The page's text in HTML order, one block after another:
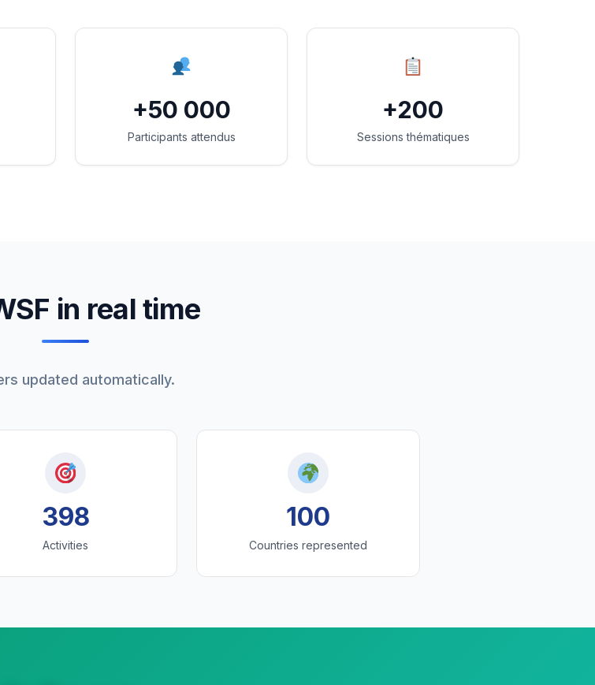
+50 000
Participants attendus
+200
Sessions thématiques
in real time
updated automatically.
398
Activities
100
Countries represented